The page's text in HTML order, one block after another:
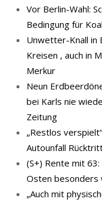
Vor Berlin-Wahl:
Bedingung für
Unwetter-Knall in
Kreisen , auch in
Merkur
Neun
bei Karls nie
Zeitung
„Restlos
Autounfall
(S+) Rente mit
Osten besonders
„Auch mit